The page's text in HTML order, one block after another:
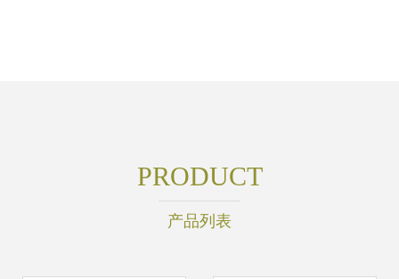
PRODUCT
产品列表